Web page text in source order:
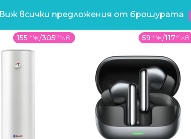
Виж всички предложения от брошурата
15599€/30509лв. 5999€/11734лв.